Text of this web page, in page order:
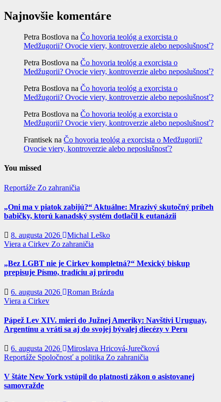
Najnovšie komentáre
Petra Bostlova na Čo hovoria teológ a exorcista o
Medžugorii? Ovocie viery, kontroverzie alebo neposlušnosť?
Petra Bostlova na Čo hovoria teológ a exorcista o
Medžugorii? Ovocie viery, kontroverzie alebo neposlušnosť?
Petra Bostlova na Čo hovoria teológ a exorcista o
Medžugorii? Ovocie viery, kontroverzie alebo neposlušnosť?
Petra Bostlova na Čo hovoria teológ a exorcista o
Medžugorii? Ovocie viery, kontroverzie alebo neposlušnosť?
Frantisek na Čo hovoria teológ a exorcista o Medžugorii?
Ovocie viery, kontroverzie alebo neposlušnosť?
You missed
Reportáže Zo zahraničia
„Oni ma v piatok zabijú?“ Aktuálne: Mrazivý skutočný príbeh
babičky, ktorú kanadský systém dotlačil k eutanázii
8. augusta 2026
Michal Leško
Viera a Cirkev Zo zahraničia
„Bez LGBT nie je Cirkev kompletná?“ Mexický biskup
prepisuje Písmo, tradíciu aj prírodu
6. augusta 2026
Roman Brázda
Viera a Cirkev
Pápež Lev XIV. mieri do Južnej Ameriky: Navštívi Uruguay,
Argentínu a vráti sa aj do svojej bývalej diecézy v Peru
6. augusta 2026
Miroslava Hricová-Jurečková
Reportáže Spoločnosť a politika Zo zahraničia
V štáte New York vstúpil do platnosti zákon o asistovanej
samovražde